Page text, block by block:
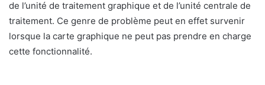
de l’unité de traitement graphique et de l’unité centrale de
traitement. Ce genre de problème peut en effet survenir
lorsque la carte graphique ne peut pas prendre en charge
cette fonctionnalité.